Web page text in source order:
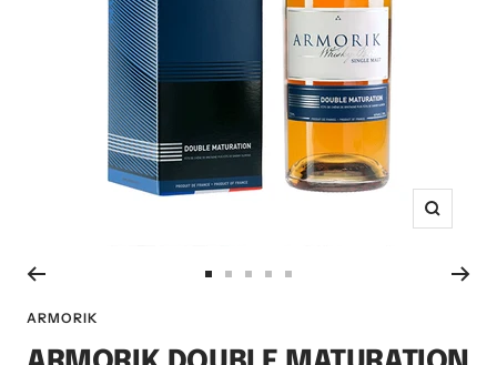
Zoom
ARMORIK